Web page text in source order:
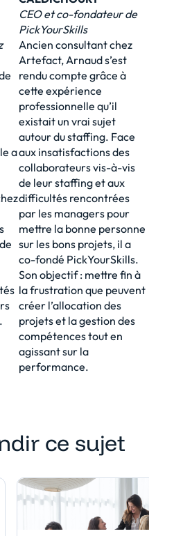
a
CEO et co-fondateur de
PickYourSkills
Ancien consultant chez
Artefact, Arnaud s’est
rendu compte grâce à
cette expérience
professionnelle qu’il
existait un vrai sujet
autour du staffing. Face
aux insatisfactions des
collaborateurs vis-à-vis
de leur staffing et aux
difficultés rencontrées
par les managers pour
mettre la bonne personne
sur les bons projets, il a
co-fondé PickYourSkills.
Son objectif : mettre fin à
la frustration que peuvent
créer l’allocation des
projets et la gestion des
compétences tout en
agissant sur la
performance.
ce sujet